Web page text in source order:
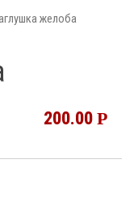
желоба
200.00 Р